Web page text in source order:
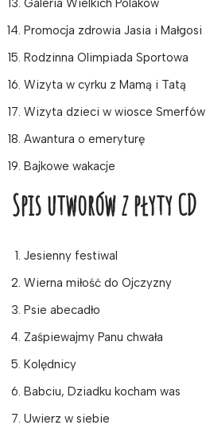
Galeria Wielkich Polaków
Promocja zdrowia Jasia i Małgosi
Rodzinna Olimpiada Sportowa
Wizyta w cyrku z Mamą i Tatą
Wizyta dzieci w wiosce Smerfów
Awantura o emeryturę
Bajkowe wakacje
Spis utworów z płyty CD
Jesienny festiwal
Wierna miłość do Ojczyzny
Psie abecadło
Zaśpiewajmy Panu chwała
Kolędnicy
Babciu, Dziadku kocham was
Uwierz w siebie